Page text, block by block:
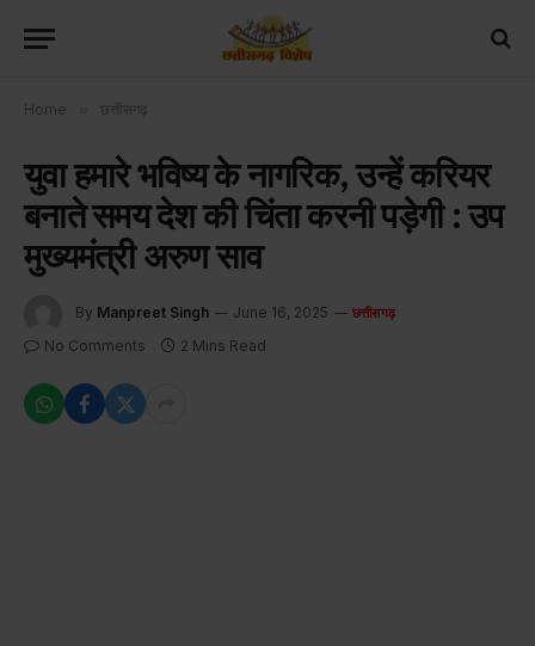
Home छत्तीसगढ़
युवा हमारे भविष्य के नागरिक, उन्हें करियर
बनाते समय देश की चिंता करनी पड़ेगी : उप
मुख्यमंत्री अरुण साव
By Manpreet Singh June 16, 2025 छत्तीसगढ़
No Comments 2 Mins Read